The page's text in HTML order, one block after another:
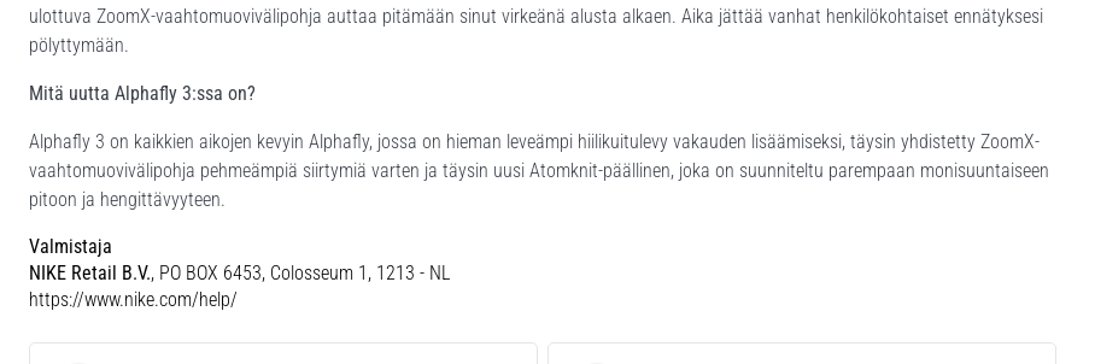
ulottuva ZoomX-vaahtomuovivälipohja auttaa pitämään sinut virkeänä alusta alkaen. Aika jättää vanhat henkilökohtaiset ennätyksesi
pölyttymään.
Mitä uutta Alphafly 3:ssa on?
Alphafly 3 on kaikkien aikojen kevyin Alphafly, jossa on hieman leveämpi hiilikuitulevy vakauden lisäämiseksi, täysin yhdistetty ZoomX-
vaahtomuovivälipohja pehmeämpiä siirtymiä varten ja täysin uusi Atomknit-päällinen, joka on suunniteltu parempaan monisuuntaiseen
pitoon ja hengittävyyteen.
Valmistaja
NIKE Retail B.V., PO BOX 6453, Colosseum 1, 1213 - NL
https://www.nike.com/help/